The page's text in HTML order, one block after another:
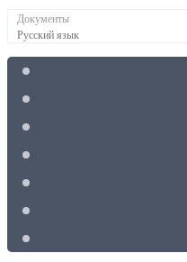
Документы
Русский язык